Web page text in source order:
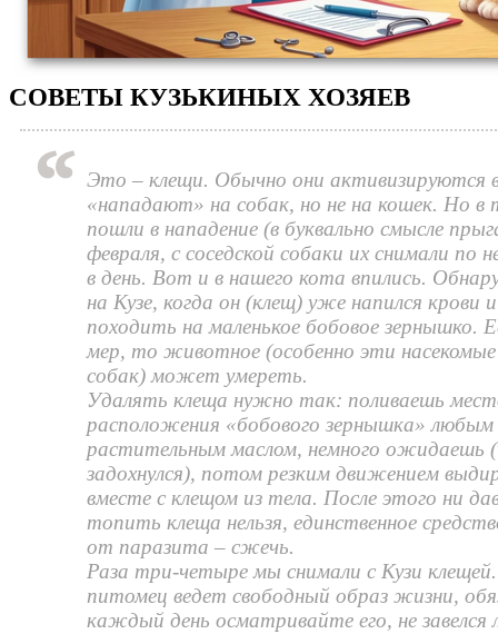
СОВЕТЫ КУЗЬКИНЫХ ХОЗЯЕВ
Это – клещи. Обычно они активизируются
«нападают» на собак, но не на кошек. Но в
пошли в нападение (в буквально смысле
февраля, с соседской собаки их снимали по
в день. Вот и в нашего кота впились.
на Кузе, когда он (клещ) уже напился крови
походить на маленькое бобовое зернышко.
мер, то животное (особенно эти
собак) может умереть.
Удалять клеща нужно так: поливаешь
расположения «бобового зернышка» любым
растительным маслом, немного ожидаешь
задохнулся), потом резким движением
вместе с клещом из тела. После этого ни
топить клеща нельзя, единственное
от паразита – сжечь.
Раза три-четыре мы снимали с Кузи
питомец ведет свободный образ жизни,
каждый день осматривайте его, не завелся